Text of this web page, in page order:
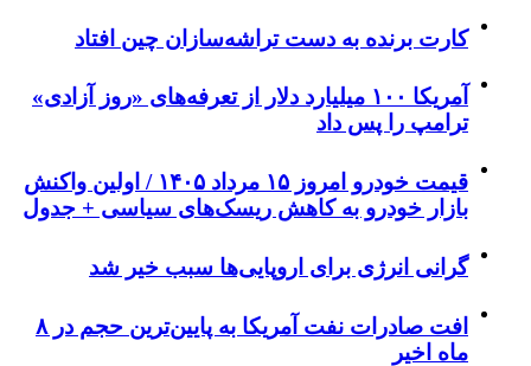
کارت برنده به دست تراشه‌سازان چین افتاد
آمریکا ۱۰۰ میلیارد دلار از تعرفه‌های «روز آزادی»
ترامپ را پس داد
قیمت خودرو امروز ۱۵ مرداد ۱۴۰۵ / اولین واکنش
بازار خودرو به کاهش ریسک‌های سیاسی + جدول
گرانی انرژی برای اروپایی‌ها سبب خیر شد
افت صادرات نفت آمریکا به پایین‌ترین حجم در ۸
ماه اخیر